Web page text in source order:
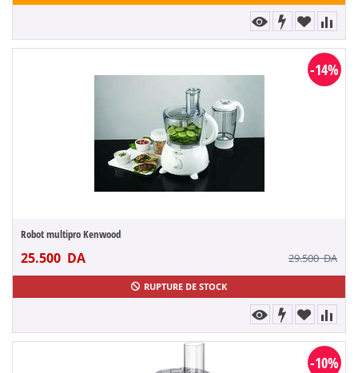
-14%
Robot multipro Kenwood
25.500 DA 29.500DA
RUPTURE DE STOCK
-10%